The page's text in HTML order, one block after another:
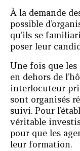
À la demande
possible
qu’ils se
poser leur
Une fois que
en dehors de
interlocuteur
sont organisés
suivi. Pour
véritable
pour que les
leur formation.